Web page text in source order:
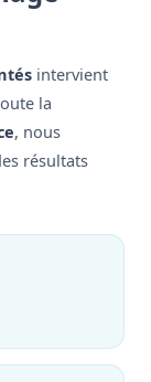
intervient
la
, nous
résultats